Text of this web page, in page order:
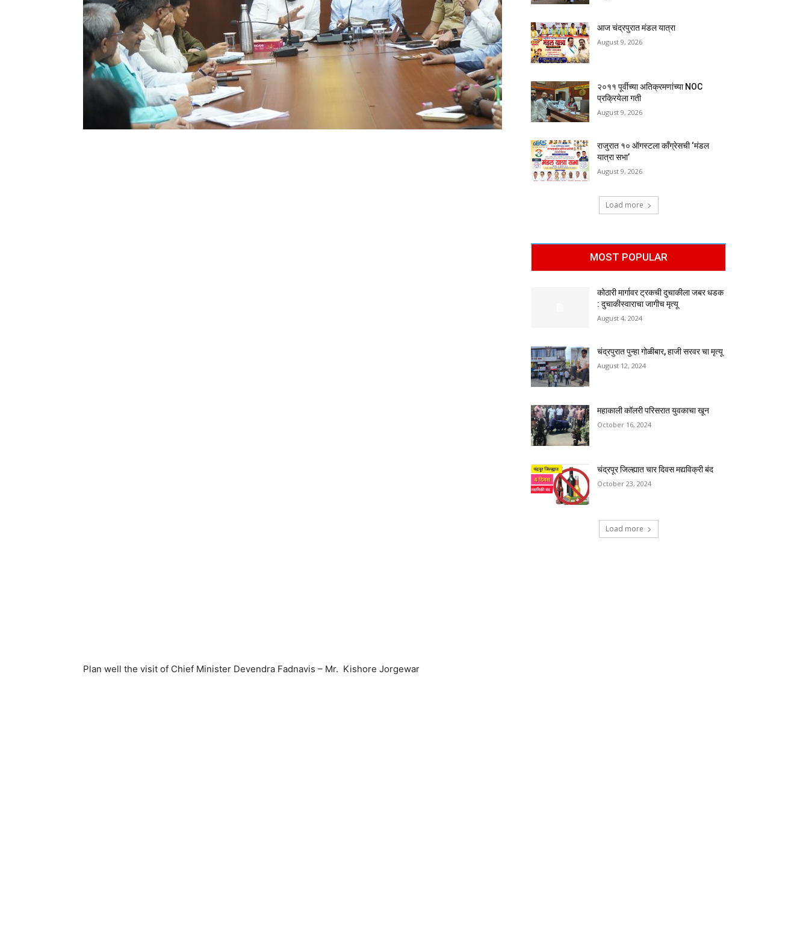
Plan well the visit of Chief Minister Devendra Fadnavis – Mr. Kishore Jorgewar
आज चंद्रपुरात मंडल यात्रा
August 9, 2026
२०११ पूर्वीच्या अतिक्रमणांच्या NOC
प्रक्रियेला गती
August 9, 2026
राजुरात १० ऑगस्टला काँग्रेसची ‘मंडल
यात्रा सभा’
August 9, 2026
Load more
MOST POPULAR
कोठारी मार्गावर ट्रकची दुचाकीला जबर धडक
: दुचाकीस्वाराचा जागीच मृत्यू
August 4, 2024
चंद्रपुरात पुन्हा गोळीबार, हाजी सरवर चा मृत्यू
August 12, 2024
महाकाली कॉलरी परिसरात युवकाचा खून
October 16, 2024
चंद्रपूर जिल्ह्यात चार दिवस मद्यविक्री बंद
October 23, 2024
Load more